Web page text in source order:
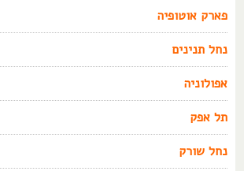
פארק אוטופיה
נחל תנינים
אפולוניה
תל אפק
נחל שורק